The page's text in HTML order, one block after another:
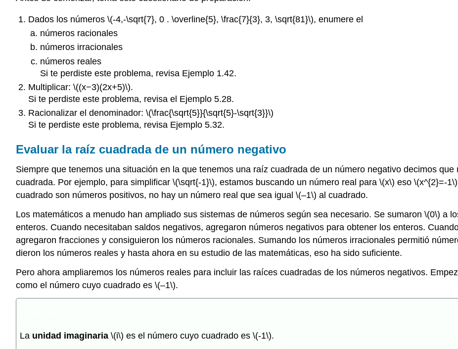
Dados los números \(-4,-\sqrt{7}, 0 . \overline{5}, \frac{7}{3}, 3, \sqrt{81}\), enumere el
números racionales
números irracionales
números reales
Si te perdiste este problema, revisa Ejemplo 1.42.
Multiplicar: \((x−3)(2x+5)\).
Si te perdiste este problema, revisa el Ejemplo 5.28.
Racionalizar el denominador: \(\frac{\sqrt{5}}{\sqrt{5}-\sqrt{3}}\)
Si te perdiste este problema, revisa Ejemplo 5.32.
Evaluar la raíz cuadrada de un número negativo
Siempre que tenemos una situación en la que tenemos una raíz cuadrada de un número negativo decimos
cuadrada. Por ejemplo, para simplificar \(\sqrt{-1}\), estamos buscando un número real para \(x\) eso \(x^{2}=-1\)
cuadrado son números positivos, no hay un número real que sea igual \(–1\) al cuadrado.
Los matemáticos a menudo han ampliado sus sistemas de números según sea necesario. Se sumaron \(0\) a
enteros. Cuando necesitaban saldos negativos, agregaron números negativos para obtener los enteros.
agregaron fracciones y consiguieron los números racionales. Sumando los números irracionales permitió
dieron los números reales y hasta ahora en su estudio de las matemáticas, eso ha sido suficiente.
Pero ahora ampliaremos los números reales para incluir las raíces cuadradas de los números negativos.
como el número cuyo cuadrado es \(–1\).
La unidad imaginaria \(i\) es el número cuyo cuadrado es \(-1\).